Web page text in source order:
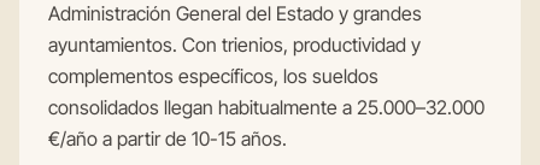
Administración General del Estado y grandes
ayuntamientos. Con trienios, productividad y
complementos específicos, los sueldos
consolidados llegan habitualmente a 25.000–32.000
€/año a partir de 10-15 años.